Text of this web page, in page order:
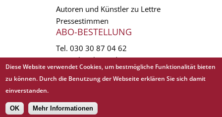
Autoren und Künstler zu Lettre
Pressestimmen
ABO-BESTELLUNG
Tel. 030 30 87 04 62
vertrieb(at)lettre.de
Copyright © 1988 - 2026 Lettre International. All rights reserved.
EXTRA
Sitemap 𝗳
Diese Website verwendet Cookies, um bestmögliche Funktionalität bieten
zu können. Durch die Benutzung der Webseite erklären Sie sich damit
einverstanden.
OK Mehr Informationen